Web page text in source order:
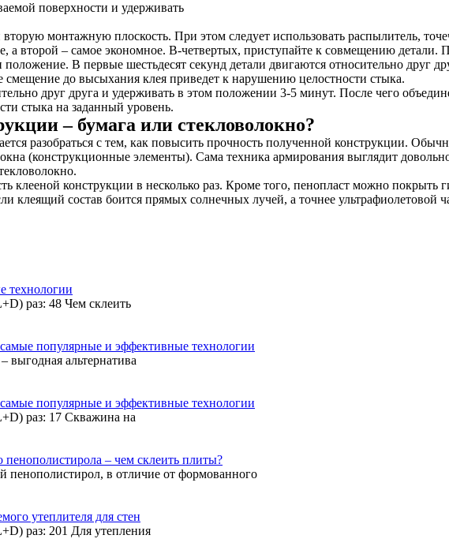
поверхности и удерживать
монтажную плоскость. При этом следует использовать распылитель,
а второй – самое экономное. В-четвертых, приступайте к совмещению детали.
В первые шестьдесят секунд детали двигаются относительно друг
смещение до высыхания клея приведет к нарушению целостности стыка.
друг друга и удерживать в этом положении 3-5 минут. После чего
стыка на заданный уровень.
– бумага или стекловолокно?
разобраться с тем, как повысить прочность полученной конструкции.
(конструкционные элементы). Сама техника армирования выглядит
клееной конструкции в несколько раз. Кроме того, пенопласт можно покрыть
клеящий состав боится прямых солнечных лучей, а точнее ультрафиолетовой
технологии
раз: 48 Чем склеить
популярные и эффективные технологии
альтернатива
популярные и эффективные технологии
раз: 17 Скважина на
– чем склеить плиты?
в отличие от формованного
утеплителя для стен
раз: 201 Для утепления